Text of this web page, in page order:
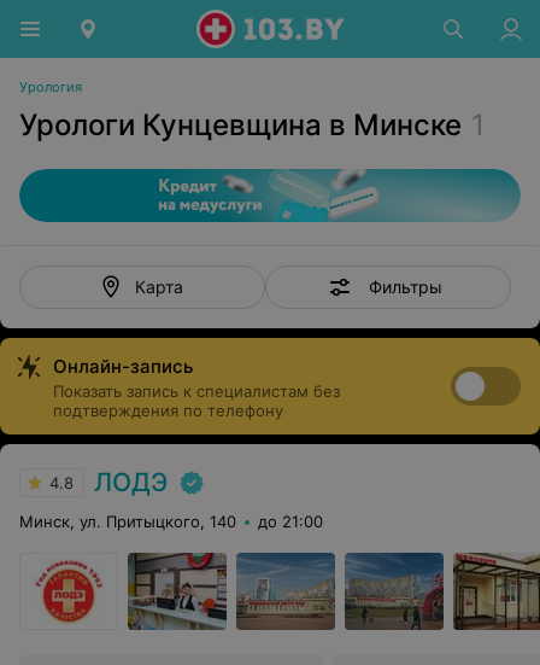
Урология
Урологи Кунцевщина в Минске 1
Карта Фильтры
Онлайн-запись
Показать запись к специалистам без
подтверждения по телефону
4.8 ЛОДЭ
Минск, ул. Притыцкого, 140 до 21:00